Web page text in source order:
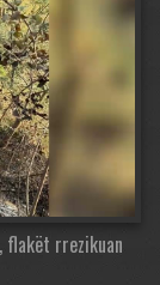
flakët rrezikuan